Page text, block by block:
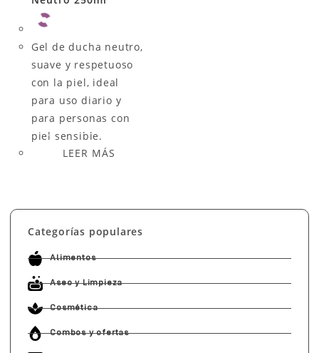
Categorías populares
Alimentos
Aseo y Limpieza
Cosmética
Combos y ofertas
Gel de ducha neutro,
suave y respetuoso
con la piel, ideal
para uso diario y
para personas con
piel sensible.
LEER MÁS